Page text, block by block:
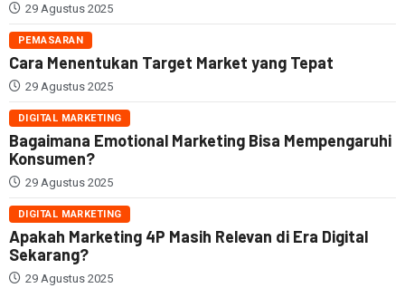
29 Agustus 2025
PEMASARAN
Cara Menentukan Target Market yang Tepat
29 Agustus 2025
DIGITAL MARKETING
Bagaimana Emotional Marketing Bisa Mempengaruhi
Konsumen?
29 Agustus 2025
DIGITAL MARKETING
Apakah Marketing 4P Masih Relevan di Era Digital
Sekarang?
29 Agustus 2025